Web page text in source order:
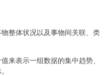
整体状况以及事物间关联、类
来表示一组数据的集中趋势、